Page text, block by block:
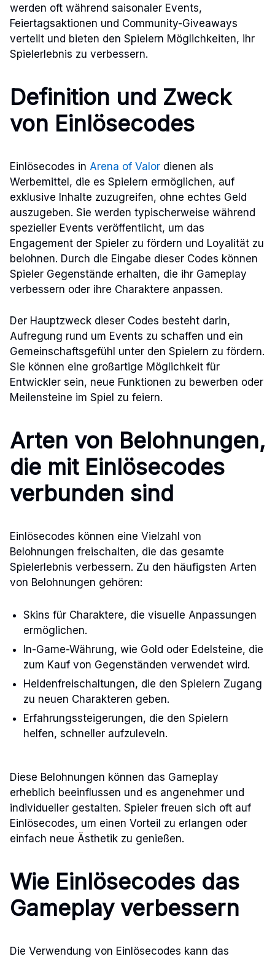
werden oft während saisonaler Events,
Feiertagsaktionen und Community-Giveaways
verteilt und bieten den Spielern Möglichkeiten, ihr
Spielerlebnis zu verbessern.
Definition und Zweck
von Einlösecodes
Einlösecodes in Arena of Valor dienen als
Werbemittel, die es Spielern ermöglichen, auf
exklusive Inhalte zuzugreifen, ohne echtes Geld
auszugeben. Sie werden typischerweise während
spezieller Events veröffentlicht, um das
Engagement der Spieler zu fördern und Loyalität zu
belohnen. Durch die Eingabe dieser Codes können
Spieler Gegenstände erhalten, die ihr Gameplay
verbessern oder ihre Charaktere anpassen.
Der Hauptzweck dieser Codes besteht darin,
Aufregung rund um Events zu schaffen und ein
Gemeinschaftsgefühl unter den Spielern zu fördern.
Sie können eine großartige Möglichkeit für
Entwickler sein, neue Funktionen zu bewerben oder
Meilensteine im Spiel zu feiern.
Arten von Belohnungen,
die mit Einlösecodes
verbunden sind
Einlösecodes können eine Vielzahl von
Belohnungen freischalten, die das gesamte
Spielerlebnis verbessern. Zu den häufigsten Arten
von Belohnungen gehören:
Skins für Charaktere, die visuelle Anpassungen
ermöglichen.
In-Game-Währung, wie Gold oder Edelsteine, die
zum Kauf von Gegenständen verwendet wird.
Heldenfreischaltungen, die den Spielern Zugang
zu neuen Charakteren geben.
Erfahrungssteigerungen, die den Spielern
helfen, schneller aufzuleveln.
Diese Belohnungen können das Gameplay
erheblich beeinflussen und es angenehmer und
individueller gestalten. Spieler freuen sich oft auf
Einlösecodes, um einen Vorteil zu erlangen oder
einfach neue Ästhetik zu genießen.
Wie Einlösecodes das
Gameplay verbessern
Die Verwendung von Einlösecodes kann das